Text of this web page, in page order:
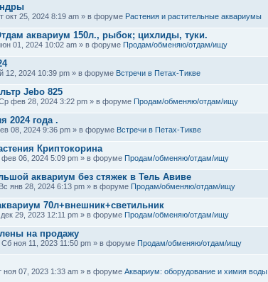
окт 25, 2024 8:19 am » в форуме Растения и растительные аквариумы
аквариум 150л., рыбок; цихлиды, туки.
01, 2024 10:02 am » в форуме Продам/обменяю/отдам/ищу
12, 2024 10:39 pm » в форуме Встречи в Петах-Тикве
Jebo 825
фев 28, 2024 3:22 pm » в форуме Продам/обменяю/отдам/ищу
2024 года .
08, 2024 9:36 pm » в форуме Встречи в Петах-Тикве
Криптокорина
фев 06, 2024 5:09 pm » в форуме Продам/обменяю/отдам/ищу
аквариум без стяжек в Тель Авиве
янв 28, 2024 6:13 pm » в форуме Продам/обменяю/отдам/ищу
70л+внешник+светильник
29, 2023 12:11 pm » в форуме Продам/обменяю/отдам/ищу
на продажу
Сб ноя 11, 2023 11:50 pm » в форуме Продам/обменяю/отдам/ищу
ноя 07, 2023 1:33 am » в форуме Аквариум: оборудование и химия воды